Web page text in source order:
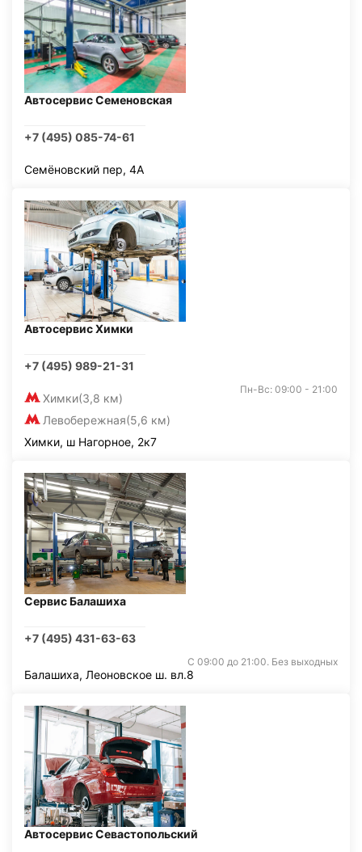
Автосервис Семеновская
+7 (495) 085-74-61
Семёновский пер, 4А
Автосервис Химки
+7 (495) 989-21-31
Химки(3,8 км)
Левобережная(5,6 км)
Пн-Вс: 09:00 - 21:00
Химки, ш Нагорное, 2к7
Сервис Балашиха
+7 (495) 431-63-63
С 09:00 до 21:00. Без выходных
Балашиха, Леоновское ш. вл.8
Автосервис Севастопольский